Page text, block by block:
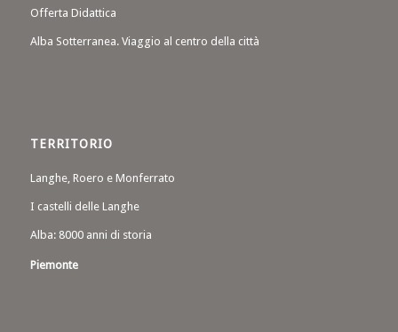
Offerta Didattica
Alba Sotterranea. Viaggio al centro della città
TERRITORIO
Langhe, Roero e Monferrato
I castelli delle Langhe
Alba: 8000 anni di storia
Piemonte